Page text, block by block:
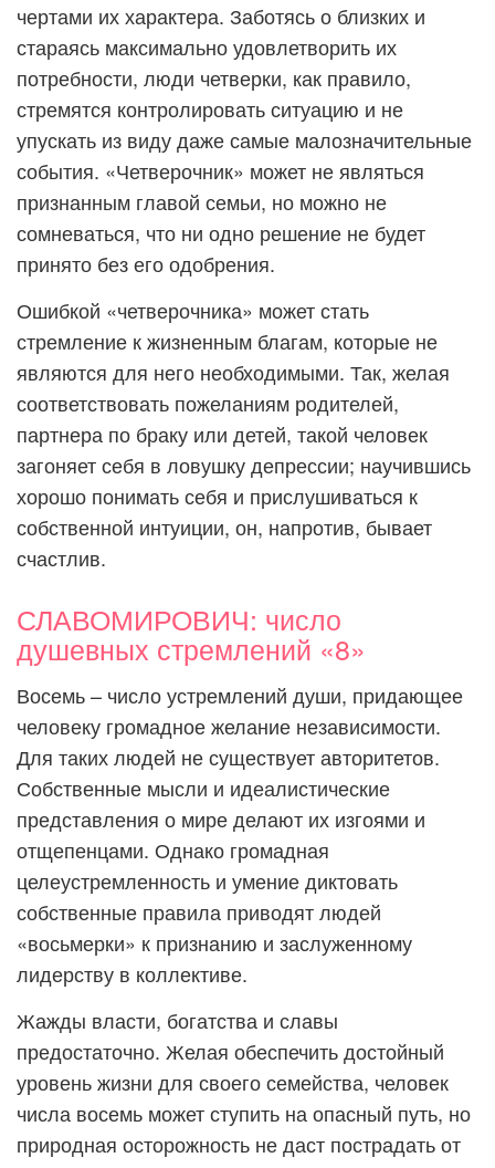
чертами их характера. Заботясь о близких и
стараясь максимально удовлетворить их
потребности, люди четверки, как правило,
стремятся контролировать ситуацию и не
упускать из виду даже самые малозначительные
события. «Четверочник» может не являться
признанным главой семьи, но можно не
сомневаться, что ни одно решение не будет
принято без его одобрения.
Ошибкой «четверочника» может стать
стремление к жизненным благам, которые не
являются для него необходимыми. Так, желая
соответствовать пожеланиям родителей,
партнера по браку или детей, такой человек
загоняет себя в ловушку депрессии; научившись
хорошо понимать себя и прислушиваться к
собственной интуиции, он, напротив, бывает
счастлив.
СЛАВОМИРОВИЧ: число
душевных стремлений «8»
Восемь – число устремлений души, придающее
человеку громадное желание независимости.
Для таких людей не существует авторитетов.
Собственные мысли и идеалистические
представления о мире делают их изгоями и
отщепенцами. Однако громадная
целеустремленность и умение диктовать
собственные правила приводят людей
«восьмерки» к признанию и заслуженному
лидерству в коллективе.
Жажды власти, богатства и славы
предостаточно. Желая обеспечить достойный
уровень жизни для своего семейства, человек
числа восемь может ступить на опасный путь, но
природная осторожность не даст пострадать от